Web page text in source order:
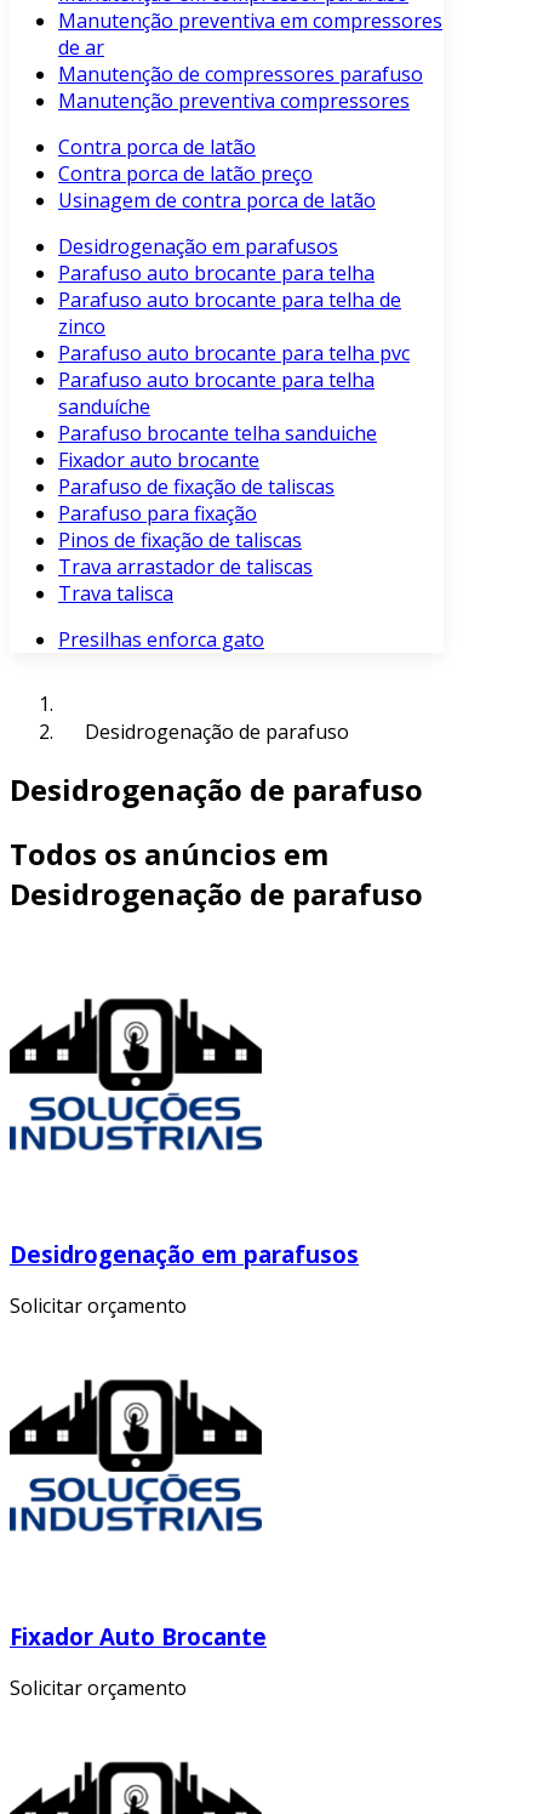
Manutenção preventiva em compressores
de ar
Manutenção de compressores parafuso
Manutenção preventiva compressores
Contra porca de latão
Contra porca de latão preço
Usinagem de contra porca de latão
Desidrogenação em parafusos
Parafuso auto brocante para telha
Parafuso auto brocante para telha de
zinco
Parafuso auto brocante para telha pvc
Parafuso auto brocante para telha
sanduíche
Parafuso brocante telha sanduiche
Fixador auto brocante
Parafuso de fixação de taliscas
Parafuso para fixação
Pinos de fixação de taliscas
Trava arrastador de taliscas
Trava talisca
Presilhas enforca gato
Desidrogenação de parafuso
Desidrogenação de parafuso
Todos os anúncios em
Desidrogenação de parafuso
Desidrogenação em parafusos
Solicitar orçamento
Fixador Auto Brocante
Solicitar orçamento